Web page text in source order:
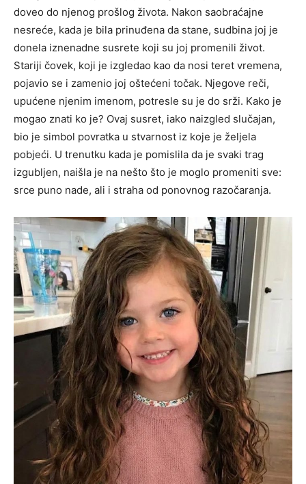
doveo do njenog prošlog života. Nakon saobraćajne
nesreće, kada je bila prinuđena da stane, sudbina joj je
donela iznenadne susrete koji su joj promenili život.
Stariji čovek, koji je izgledao kao da nosi teret vremena,
pojavio se i zamenio joj oštećeni točak. Njegove reči,
upućene njenim imenom, potresle su je do srži. Kako je
mogao znati ko je? Ovaj susret, iako naizgled slučajan,
bio je simbol povratka u stvarnost iz koje je željela
pobjeći. U trenutku kada je pomislila da je svaki trag
izgubljen, naišla je na nešto što je moglo promeniti sve:
srce puno nade, ali i straha od ponovnog razočaranja.